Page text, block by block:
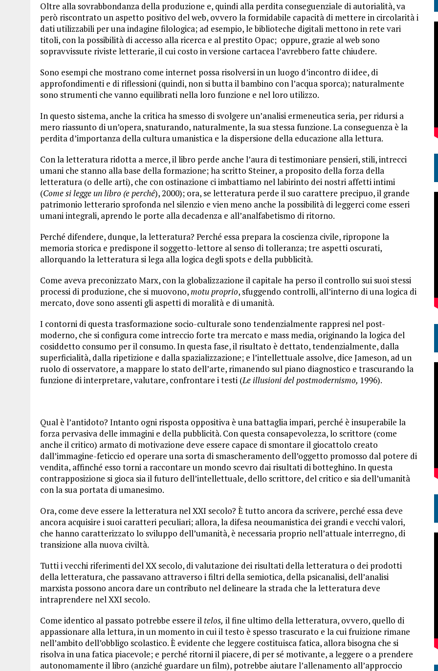
Oltre alla sovrabbondanza della produzione e, quindi alla perdita conseguenziale di autorialità, va
però riscontrato un aspetto positivo del web, ovvero la formidabile capacità di mettere in circolarità i
dati utilizzabili per una indagine filologica; ad esempio, le biblioteche digitali mettono in rete vari
titoli, con la possibilità di accesso alla ricerca e al prestito Opac; oppure, grazie al web sono
sopravvissute riviste letterarie, il cui costo in versione cartacea l’avrebbero fatte chiudere.
Sono esempi che mostrano come internet possa risolversi in un luogo d’incontro di idee, di
approfondimenti e di riflessioni (quindi, non si butta il bambino con l’acqua sporca); naturalmente
sono strumenti che vanno equilibrati nella loro funzione e nel loro utilizzo.
In questo sistema, anche la critica ha smesso di svolgere un’analisi ermeneutica seria, per ridursi a
mero riassunto di un’opera, snaturando, naturalmente, la sua stessa funzione. La conseguenza è la
perdita d’importanza della cultura umanistica e la dispersione della educazione alla lettura.
Con la letteratura ridotta a merce, il libro perde anche l’aura di testimoniare pensieri, stili, intrecci
umani che stanno alla base della formazione; ha scritto Steiner, a proposito della forza della
letteratura (o delle arti), che con ostinazione ci imbattiamo nel labirinto dei nostri affetti intimi
(Come si legge un libro (e perché), 2000); ora, se letteratura perde il suo carattere precipuo, il grande
patrimonio letterario sprofonda nel silenzio e vien meno anche la possibilità di leggerci come esseri
umani integrali, aprendo le porte alla decadenza e all’analfabetismo di ritorno.
Perché difendere, dunque, la letteratura? Perché essa prepara la coscienza civile, ripropone la
memoria storica e predispone il soggetto-lettore al senso di tolleranza; tre aspetti oscurati,
allorquando la letteratura si lega alla logica degli spots e della pubblicità.
Come aveva preconizzato Marx, con la globalizzazione il capitale ha perso il controllo sui suoi stessi
processi di produzione, che si muovono,motu proprio, sfuggendo controlli, all’interno di una logica di
mercato, dove sono assenti gli aspetti di moralità e di umanità.
I contorni di questa trasformazione socio-culturale sono tendenzialmente rappresi nel post-
moderno, che si configura come intreccio forte tra mercato e mass media, originando la logica del
cosiddetto consumo per il consumo. In questa fase, il risultato è dettato, tendenzialmente, dalla
superficialità, dalla ripetizione e dalla spazializzazione; e l’intellettuale assolve, dice Jameson, ad un
ruolo di osservatore, a mappare lo stato dell’arte, rimanendo sul piano diagnostico e trascurando la
funzione di interpretare, valutare, confrontare i testi (Le illusioni del postmodernismo, 1996).
Qual è l’antidoto? Intanto ogni risposta oppositiva è una battaglia impari, perché è insuperabile la
forza pervasiva delle immagini e della pubblicità. Con questa consapevolezza, lo scrittore (come
anche il critico) armato di motivazione deve essere capace di smontare il giocattolo creato
dall’immagine-feticcio ed operare una sorta di smascheramento dell’oggetto promosso dal potere di
vendita, affinché esso torni a raccontare un mondo scevro dai risultati di botteghino. In questa
contrapposizione si gioca sia il futuro dell’intellettuale, dello scrittore, del critico e sia dell’umanità
con la sua portata di umanesimo.
Ora, come deve essere la letteratura nel XXI secolo? È tutto ancora da scrivere, perché essa deve
ancora acquisire i suoi caratteri peculiari; allora, la difesa neoumanistica dei grandi e vecchi valori,
che hanno caratterizzato lo sviluppo dell’umanità, è necessaria proprio nell’attuale interregno, di
transizione alla nuova civiltà.
Tutti i vecchi riferimenti del XX secolo, di valutazione dei risultati della letteratura o dei prodotti
della letteratura, che passavano attraverso i filtri della semiotica, della psicanalisi, dell’analisi
marxista possono ancora dare un contributo nel delineare la strada che la letteratura deve
intraprendere nel XXI secolo.
Come identico al passato potrebbe essere il telos, il fine ultimo della letteratura, ovvero, quello di
appassionare alla lettura, in un momento in cui il testo è spesso trascurato e la cui fruizione rimane
nell’ambito dell’obbligo scolastico. È evidente che leggere costituisca fatica, allora bisogna che si
risolva in una fatica piacevole; e perché ritorni il piacere, di per sé motivante, a leggere o a prendere
autonomamente il libro (anziché guardare un film), potrebbe aiutare l’allenamento all’approccio